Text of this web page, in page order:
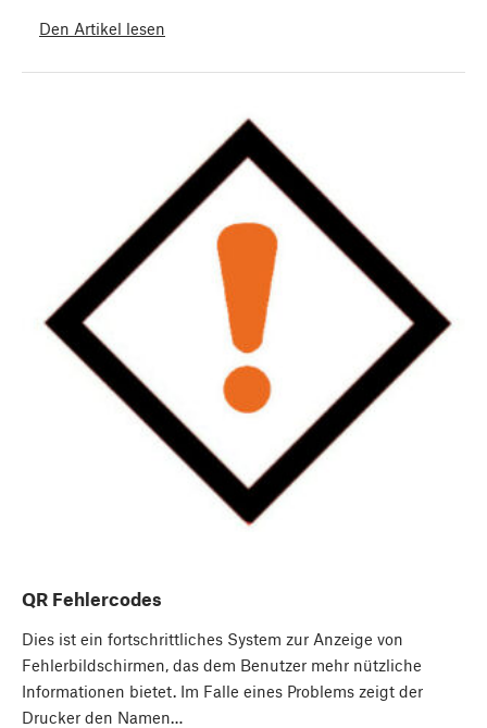
Den Artikel lesen
QR Fehlercodes
Dies ist ein fortschrittliches System zur Anzeige von
Fehlerbildschirmen, das dem Benutzer mehr nützliche
Informationen bietet. Im Falle eines Problems zeigt der
Drucker den Namen…